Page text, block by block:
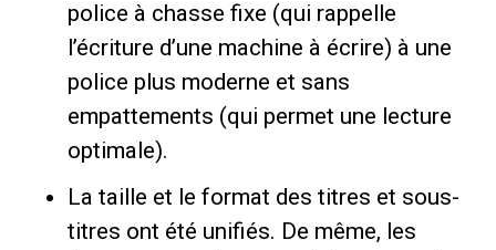
police à chasse fixe (qui rappelle
l’écriture d’une machine à écrire) à une
police plus moderne et sans
empattements (qui permet une lecture
optimale).
La taille et le format des titres et sous-
titres ont été unifiés. De même, les